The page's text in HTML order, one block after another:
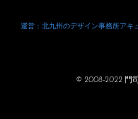
運営：北九州のデザイン事務所アキ
© 2008-2022 門